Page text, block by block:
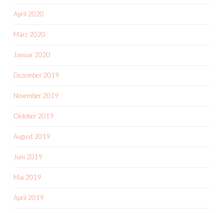
April 2020
März 2020
Januar 2020
Dezember 2019
November 2019
Oktober 2019
August 2019
Juni 2019
Mai 2019
April 2019